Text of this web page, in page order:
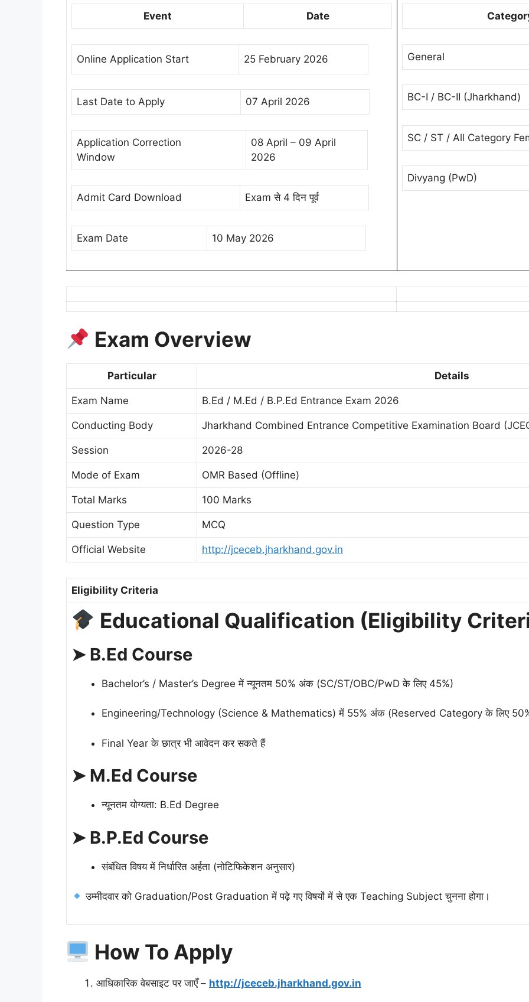
Event Date
Online Application Start 25 February 2026
Last Date to Apply 07 April 2026
Application Correction
Window
08 April – 09 April
2026
Admit Card Download Exam से 4 दिन पूर्व
Exam Date 10 May 2026
General
BC-I / BC-II (Jharkhand)
SC / ST / All Category
Divyang (PwD)
Exam Overview
Particular Details
Exam Name B.Ed / M.Ed / B.P.Ed Entrance Exam 2026
Conducting Body Jharkhand Combined Entrance Competitive Examination Board
Session 2026-28
Mode of Exam OMR Based (Offline)
Total Marks 100 Marks
Question Type MCQ
Official Website http://jceceb.jharkhand.gov.in
Eligibility Criteria
Educational Qualification (Eligibility
➤ B.Ed Course
Bachelor’s / Master’s Degree में न्यूनतम 50% अंक (SC/ST/OBC/PwD के लिए 45%)
Engineering/Technology (Science & Mathematics) में 55% अंक (Reserved Category के लिए
Final Year के छात्र भी आवेदन कर सकते हैं
➤ M.Ed Course
न्यूनतम योग्यता: B.Ed Degree
➤ B.P.Ed Course
संबंधित विषय में निर्धारित अर्हता (नोटिफिकेशन अनुसार)
उम्मीदवार को Graduation/Post Graduation में पढ़े गए विषयों में से एक Teaching Subject चुनना होगा।
How To Apply
आधिकारिक वेबसाइट पर जाएँ – http://jceceb.jharkhand.gov.in